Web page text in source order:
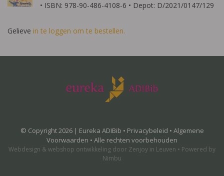
• ISBN: 978-90-486-4108-6 • Depot: D/2021/0147/129
Gelieve in te loggen om te bestellen.
© Copyright 2026 | Eureka ADIBib • Privacybeleid • Algemene
Voorwaarden • Alle rechten voorbehouden
Webdesign & webshop ontwikkeling door Zenjoy in Leuven • Powered by
Nimbu